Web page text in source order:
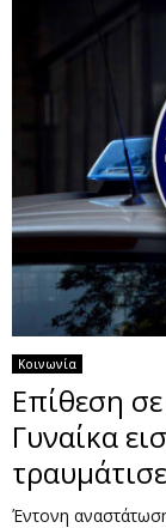
Κοινωνία
Επίθεση
Γυναίκα
Έντονη